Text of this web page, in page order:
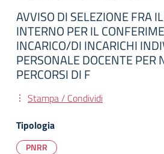
AVVISO DI SELEZIONE FRA
INTERNO PER IL
INCARICO/DI INCARICHI
PERSONALE DOCENTE PER
PERCORSI DI F
Stampa / Condividi
Tipologia
PNRR